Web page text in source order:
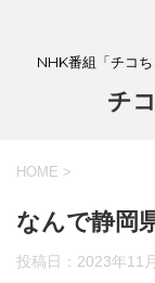
NHK番組「チコ
チ
HOME >
なんで静岡
投稿日： 2023年11